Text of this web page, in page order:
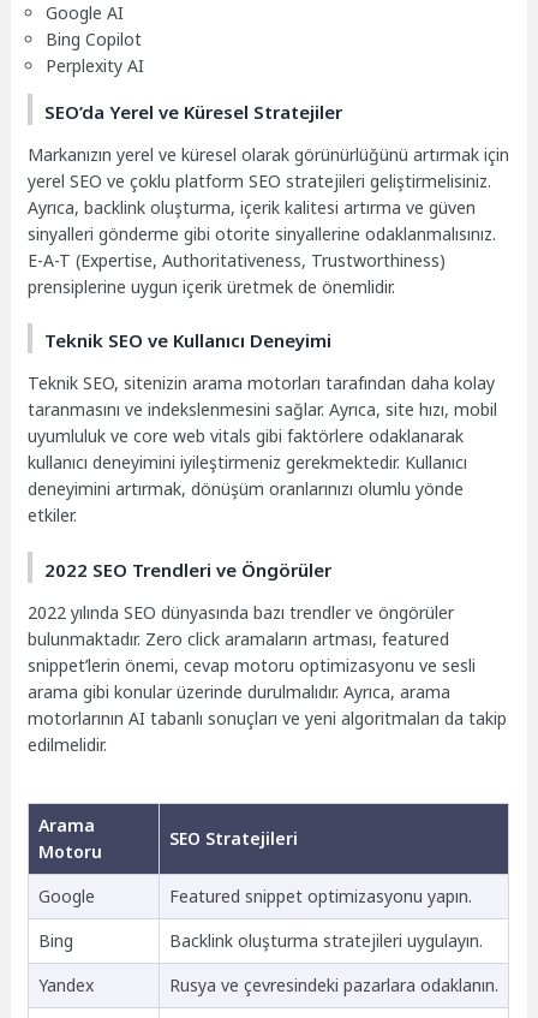
Google AI
Bing Copilot
Perplexity AI
SEO’da Yerel ve Küresel Stratejiler
Markanızın yerel ve küresel olarak görünürlüğünü artırmak için
yerel SEO ve çoklu platform SEO stratejileri geliştirmelisiniz.
Ayrıca, backlink oluşturma, içerik kalitesi artırma ve güven
sinyalleri gönderme gibi otorite sinyallerine odaklanmalısınız.
E-A-T (Expertise, Authoritativeness, Trustworthiness)
prensiplerine uygun içerik üretmek de önemlidir.
Teknik SEO ve Kullanıcı Deneyimi
Teknik SEO, sitenizin arama motorları tarafından daha kolay
taranmasını ve indekslenmesini sağlar. Ayrıca, site hızı, mobil
uyumluluk ve core web vitals gibi faktörlere odaklanarak
kullanıcı deneyimini iyileştirmeniz gerekmektedir. Kullanıcı
deneyimini artırmak, dönüşüm oranlarınızı olumlu yönde
etkiler.
2022 SEO Trendleri ve Öngörüler
2022 yılında SEO dünyasında bazı trendler ve öngörüler
bulunmaktadır. Zero click aramaların artması, featured
snippet’lerin önemi, cevap motoru optimizasyonu ve sesli
arama gibi konular üzerinde durulmalıdır. Ayrıca, arama
motorlarının AI tabanlı sonuçları ve yeni algoritmaları da takip
edilmelidir.
Arama
Motoru
SEO Stratejileri
Google
Featured snippet optimizasyonu yapın.
Bing
Backlink oluşturma stratejileri uygulayın.
Yandex
Rusya ve çevresindeki pazarlara odaklanın.